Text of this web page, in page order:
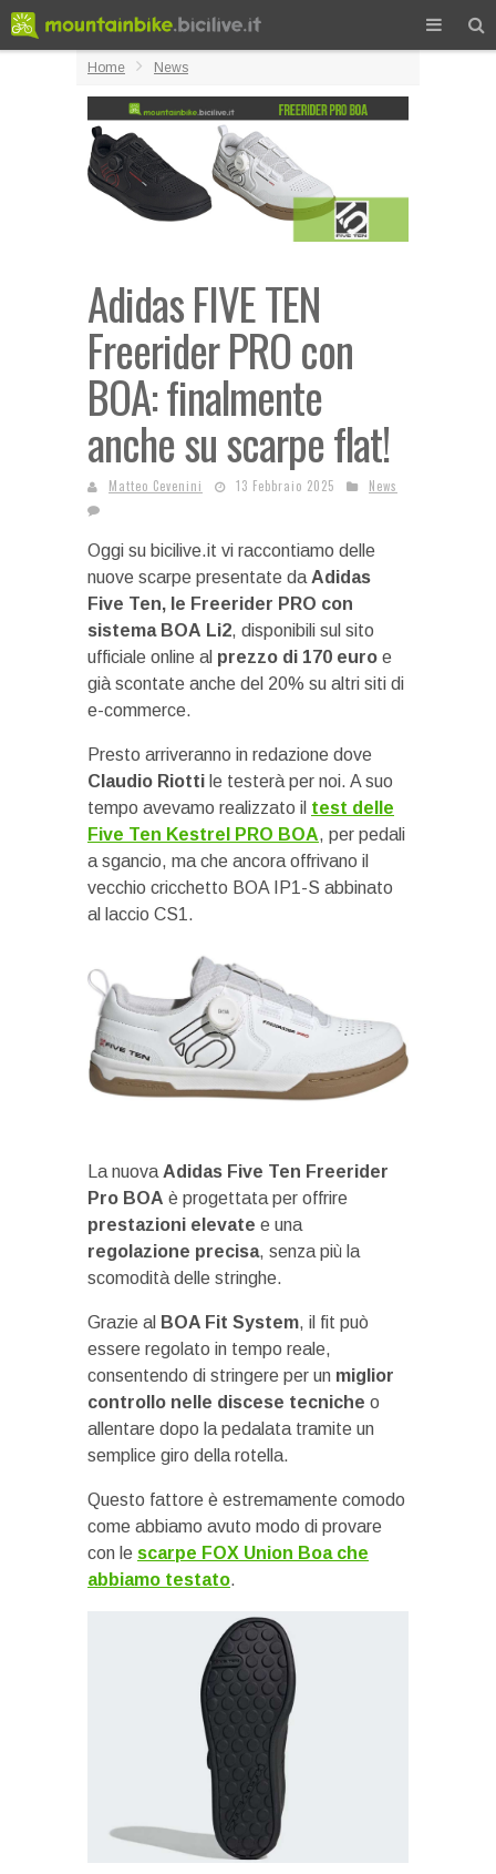
Home News
Adidas FIVE TEN
Freerider PRO con
BOA: finalmente
anche su scarpe flat!
Matteo Cevenini 13 Febbraio 2025 News
Oggi su bicilive.it vi raccontiamo delle
nuove scarpe presentate da Adidas
Five Ten, le Freerider PRO con
sistema BOA Li2, disponibili sul sito
ufficiale online al prezzo di 170 euro e
già scontate anche del 20% su altri siti di
e-commerce.
Presto arriveranno in redazione dove
Claudio Riotti le testerà per noi. A suo
tempo avevamo realizzato il test delle
Five Ten Kestrel PRO BOA, per pedali
a sgancio, ma che ancora offrivano il
vecchio cricchetto BOA IP1-S abbinato
al laccio CS1.
La nuova Adidas Five Ten Freerider
Pro BOA è progettata per offrire
prestazioni elevate e una
regolazione precisa, senza più la
scomodità delle stringhe.
Grazie al BOA Fit System, il fit può
essere regolato in tempo reale,
consentendo di stringere per un miglior
controllo nelle discese tecniche o
allentare dopo la pedalata tramite un
semplice giro della rotella.
Questo fattore è estremamente comodo
come abbiamo avuto modo di provare
con le scarpe FOX Union Boa che
abbiamo testato.